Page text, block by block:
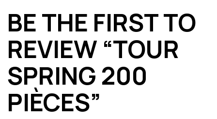
BE THE FIRST TO
REVIEW “TOUR
SPRING 200
PIÈCES”